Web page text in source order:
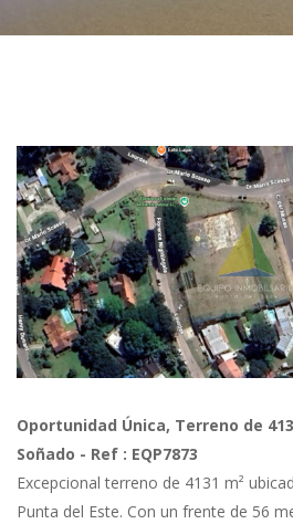
Oportunidad Única, Terreno de
Soñado - Ref : EQP7873
Excepcional terreno de 4131 m²
Punta del Este. Con un frente de 56